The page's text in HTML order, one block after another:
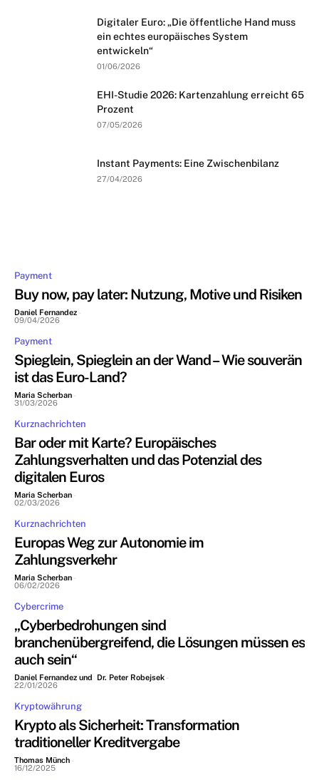
Digitaler Euro: „Die öffentliche Hand muss
ein echtes europäisches System
entwickeln“
01/06/2026
EHI-Studie 2026: Kartenzahlung erreicht 65
Prozent
07/05/2026
Instant Payments: Eine Zwischenbilanz
27/04/2026
Payment
Buy now, pay later: Nutzung, Motive und Risiken
Daniel Fernandez -
09/04/2026
Payment
Spieglein, Spieglein an der Wand – Wie souverän
ist das Euro-Land?
Maria Scherban -
31/03/2026
Kurznachrichten
Bar oder mit Karte? Europäisches
Zahlungsverhalten und das Potenzial des
digitalen Euros
Maria Scherban -
02/03/2026
Kurznachrichten
Europas Weg zur Autonomie im
Zahlungsverkehr
Maria Scherban -
06/02/2026
Cybercrime
„Cyberbedrohungen sind
branchenübergreifend, die Lösungen müssen es
auch sein“
Daniel Fernandez und Dr. Peter Robejsek -
22/01/2026
Kryptowährung
Krypto als Sicherheit: Transformation
traditioneller Kreditvergabe
Thomas Münch -
16/12/2025